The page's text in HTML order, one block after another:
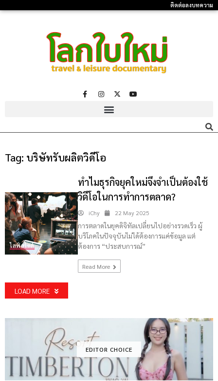
ติดต่อลงบทความ
Tag: บริษัทรับผลิตวิดีโอ
ไลฟ์สไตล์
ทำไมธุรกิจยุคใหม่จึงจำเป็นต้องใช้
วิดีโอในการทำการตลาด?
iChy 22 May 2025
การตลาดในยุคดิจิทัลเปลี่ยนไปอย่างรวดเร็ว ผู้
บริโภคในปัจจุบันไม่ได้ต้องการแค่ข้อมูล แต่
ต้องการ “ประสบการณ์”
Read More
LOAD MORE
EDITOR CHOICE